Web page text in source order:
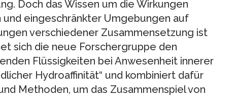
Doch das Wissen um die Wirkungen
eingeschränkter Umgebungen auf
verschiedener Zusammensetzung ist
sich die neue Forschergruppe den
Flüssigkeiten bei Anwesenheit innerer
Hydroaffinität“ und kombiniert dafür
Methoden, um das Zusammenspiel von